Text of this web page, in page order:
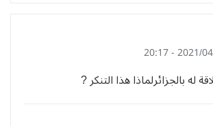
2021/04/18
له بالجزائرلماذا هذا التنكر ?